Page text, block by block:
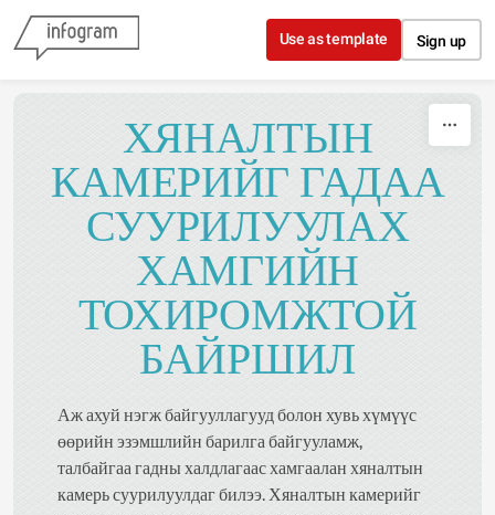
Skip to content
Use as template Sign up
ХЯНАЛТЫН
КАМЕРИЙГ ГАДАА
СУУРИЛУУЛАХ
ХАМГИЙН
ТОХИРОМЖТОЙ
БАЙРШИЛ
Аж ахуй нэгж байгууллагууд болон хувь хүмүүс
өөрийн эзэмшлийн барилга байгууламж,
талбайгаа гадны халдлагаас хамгаалан хяналтын
камерь суурилуулдаг билээ. Хяналтын камерийг